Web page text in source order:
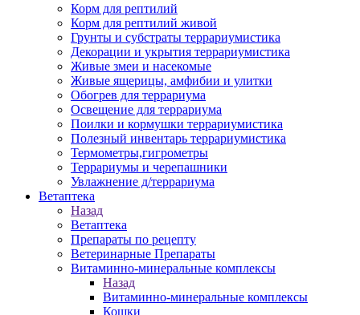
Корм для рептилий
Корм для рептилий живой
Грунты и субстраты террариумистика
Декорации и укрытия террариумистика
Живые змеи и насекомые
Живые ящерицы, амфибии и улитки
Обогрев для террариума
Освещение для террариума
Поилки и кормушки террариумистика
Полезный инвентарь террариумистика
Термометры,гигрометры
Террариумы и черепашники
Увлажнение д/террариума
Ветаптека
Назад
Ветаптека
Препараты по рецепту
Ветеринарные Препараты
Витаминно-минеральные комплексы
Назад
Витаминно-минеральные комплексы
Кошки